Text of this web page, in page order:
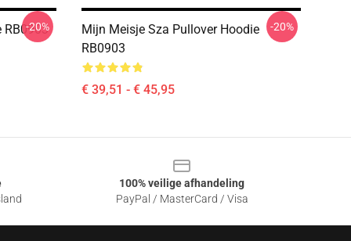
RB0903
-20%
Mijn Meisje Sza Pullover Hoodie
RB0903
€ 39,51 - € 45,95
-20%
100% veilige afhandeling
PayPal / MasterCard / Visa